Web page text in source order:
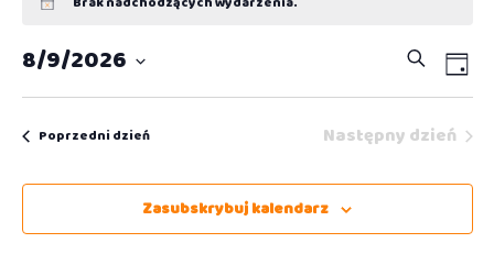
Powiadomienie
po
i
SzukajDzień
8/9/2026
Wybierz
Poprzedni dzień Następny dzień
Zasubskrybuj kalendarz